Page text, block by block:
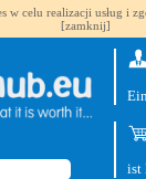
w celu realizacji usług i
[zamknij]
ist